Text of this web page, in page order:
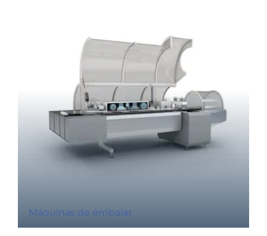
Máquinas de embalar